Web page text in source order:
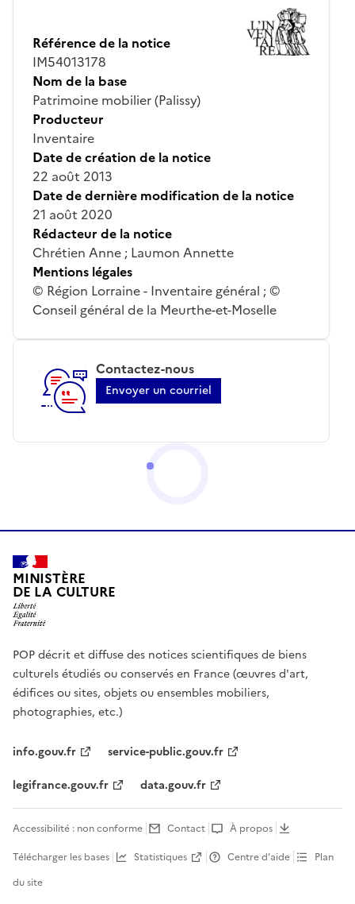
Référence de la notice
IM54013178
Nom de la base
Patrimoine mobilier (Palissy)
Producteur
Inventaire
Date de création de la notice
22 août 2013
Date de dernière modification de la notice
21 août 2020
Rédacteur de la notice
Chrétien Anne ; Laumon Annette
Mentions légales
© Région Lorraine - Inventaire général ; ©
Conseil général de la Meurthe-et-Moselle
Contactez-nous
Envoyer un courriel
MINISTÈRE
DE LA CULTURE
POP décrit et diffuse des notices scientifiques de biens
culturels étudiés ou conservés en France (œuvres d'art,
édifices ou sites, objets ou ensembles mobiliers,
photographies, etc.)
info.gouv.fr
service-public.gouv.fr
legifrance.gouv.fr
data.gouv.fr
Accessibilité : non conforme Contact
À propos
Télécharger les bases
Statistiques Centre d’aide
Plan
du site